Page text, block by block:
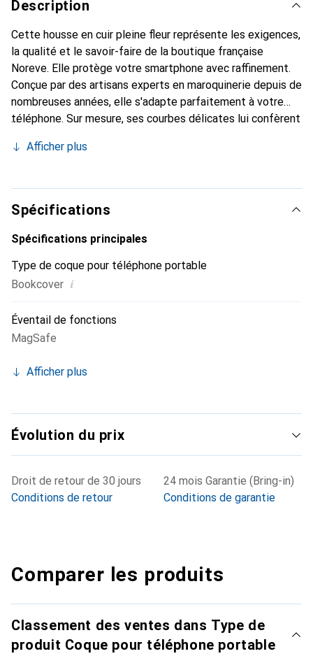
Description
Cette housse en cuir pleine fleur représente les exigences,
la qualité et le savoir-faire de la boutique française
Noreve. Elle protège votre smartphone avec raffinement.
Conçue par des artisans experts en maroquinerie depuis de
nombreuses années, elle s'adapte parfaitement à votre
téléphone. Sur mesure, ses courbes délicates lui confèrent
et indispensable pour votre smartphone. Reconnaître
marque Noreve est un choix sûr pour une clientèle
exigeante.
Afficher plus
Spécifications
Spécifications principales
Type de coque pour téléphone portable
Bookcover i
Éventail de fonctions
MagSafe
Afficher plus
Évolution du prix
Droit de retour de 30 jours
Conditions de retour
24 mois Garantie (Bring-in)
Conditions de garantie
Comparer les produits
Classement des ventes dans Type de
produit Coque pour téléphone portable